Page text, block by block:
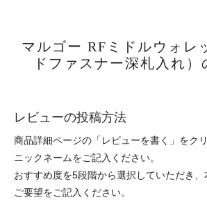
マルゴー RFミドルウォレ
ドファスナー深札入れ）
レビューの投稿方法
商品詳細ページの「レビューを書く」をク
ニックネームをご記入ください。
おすすめ度を5段階から選択していただき
ご要望をご記入ください。